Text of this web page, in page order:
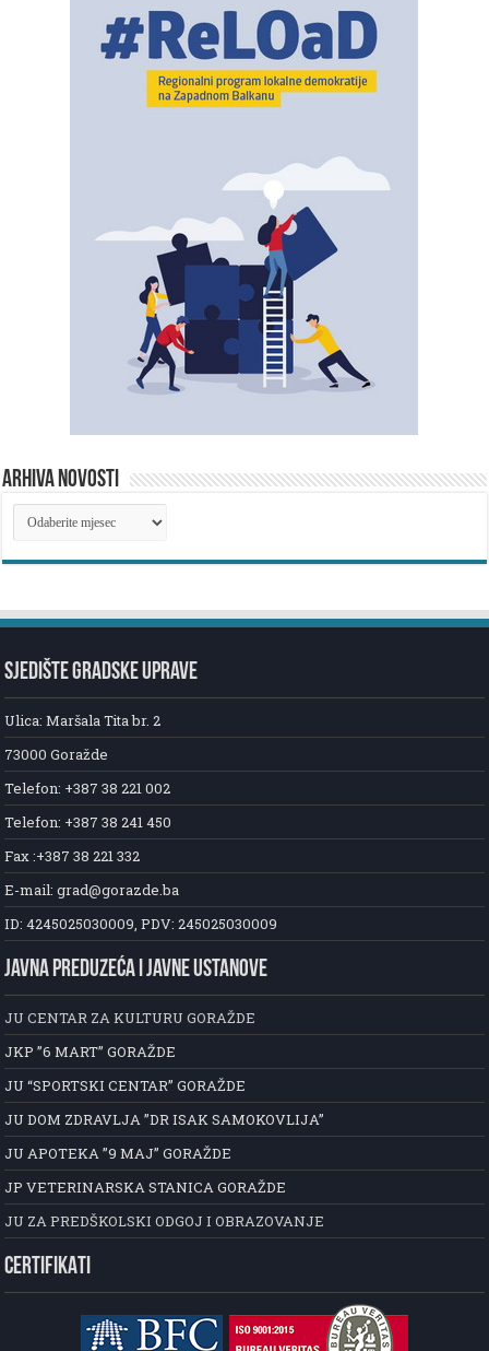
ARHIVA NOVOSTI
ARHIVA
NOVOSTI
SJEDIŠTE GRADSKE UPRAVE
Ulica: Maršala Tita br. 2
73000 Goražde
Telefon: +387 38 221 002
Telefon: +387 38 241 450
Fax :+387 38 221 332
E-mail: grad@gorazde.ba
ID: 4245025030009, PDV: 245025030009
JAVNA PREDUZEĆA I JAVNE USTANOVE
JU CENTAR ZA KULTURU GORAŽDE
JKP ”6 MART” GORAŽDE
JU “SPORTSKI CENTAR” GORAŽDE
JU DOM ZDRAVLJA ”DR ISAK SAMOKOVLIJA”
JU APOTEKA ”9 MAJ” GORAŽDE
JP VETERINARSKA STANICA GORAŽDE
JU ZA PREDŠKOLSKI ODGOJ I OBRAZOVANJE
CERTIFIKATI